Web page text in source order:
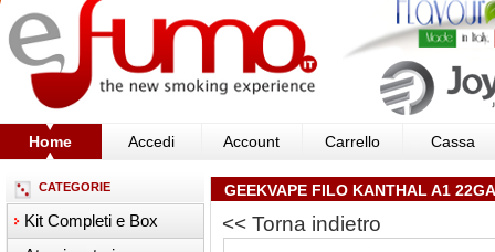
Home Accedi Account Carrello Cassa
CATEGORIE
Kit Completi e Box
GEEKVAPE FILO KANTHAL A1
<< Torna indietro